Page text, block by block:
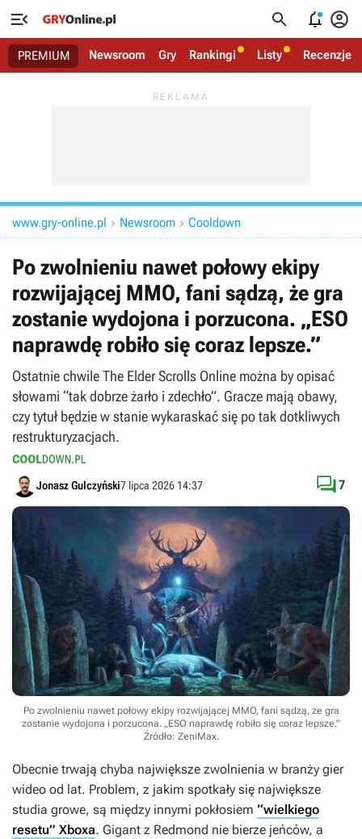
   
PREMIUM Newsroom Gry Rankingi Listy Recenzje
www.gry-online.pl  Newsroom  Cooldown
Po zwolnieniu nawet połowy ekipy
rozwijającej MMO, fani sądzą, że gra
zostanie wydojona i porzucona. „ESO
naprawdę robiło się coraz lepsze.”
Ostatnie chwile The Elder Scrolls Online można by opisać
słowami “tak dobrze żarło i zdechło”. Gracze mają obawy,
czy tytuł będzie w stanie wykaraskać się po tak dotkliwych
restrukturyzacjach.
Jonasz Gulczyński7 lipca 2026 14:37 7
Po zwolnieniu nawet połowy ekipy rozwijającej MMO, fani sądzą, że gra
zostanie wydojona i porzucona. „ESO naprawdę robiło się coraz lepsze.”
Źródło: ZeniMax.
Obecnie trwają chyba największe zwolnienia w branży gier
wideo od lat. Problem, z jakim spotkały się największe
studia growe, są między innymi pokłosiem “wielkiego
resetu” Xboxa. Gigant z Redmond nie bierze jeńców, a